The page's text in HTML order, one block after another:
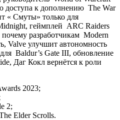
доступа к дополнению The War
« Смуты» только для
, геймплей ARC Raiders
почему разработчикам Modern
Valve улучшит автономность
Baldur’s Gate III, обновление
, Даг Кокл вернётся к роли
2023;
2;
Elder Scrolls.